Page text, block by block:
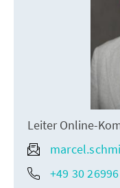
Leiter Online-
+49 30